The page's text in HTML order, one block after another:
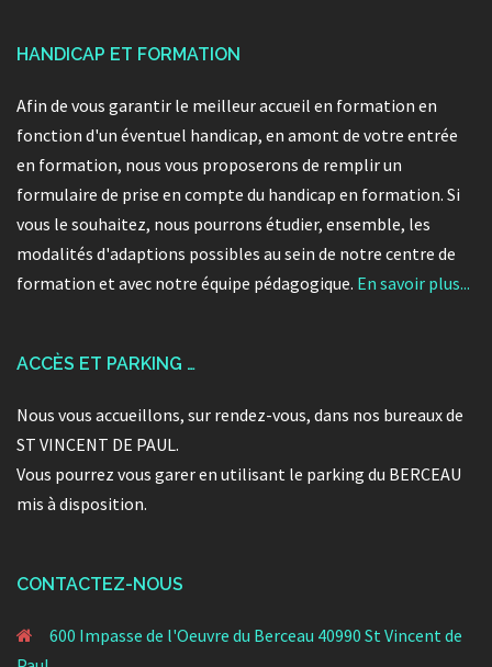
HANDICAP ET FORMATION
Afin de vous garantir le meilleur accueil en formation en
fonction d'un éventuel handicap, en amont de votre entrée
en formation, nous vous proposerons de remplir un
formulaire de prise en compte du handicap en formation. Si
vous le souhaitez, nous pourrons étudier, ensemble, les
modalités d'adaptions possibles au sein de notre centre de
formation et avec notre équipe pédagogique. En savoir plus...
ACCÈS ET PARKING …
Nous vous accueillons, sur rendez-vous, dans nos bureaux de
ST VINCENT DE PAUL.
Vous pourrez vous garer en utilisant le parking du BERCEAU
mis à disposition.
CONTACTEZ-NOUS
600 Impasse de l'Oeuvre du Berceau 40990 St Vincent de